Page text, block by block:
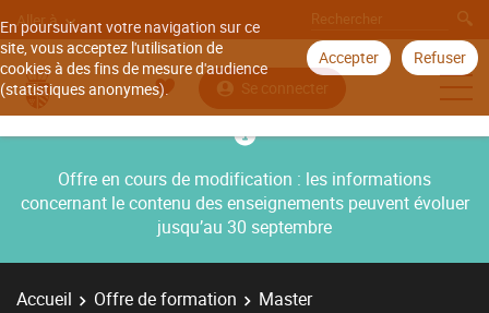
En poursuivant votre navigation sur ce
site, vous acceptez l'utilisation de
cookies à des fins de mesure d'audience
(statistiques anonymes).
Accepter Refuser
Aller à
Se connecter
Offre en cours de modification : les informations
concernant le contenu des enseignements peuvent évoluer
jusqu’au 30 septembre
Accueil Offre de formation
Master